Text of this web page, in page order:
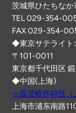
茨城県ひたちな
TEL 029-354-
FAX 029-354-
◆東京サテライト
〒101-0011
東京都千代田区
◆中国(上海)
≪喜茨軟件科技
上海市浦东南路